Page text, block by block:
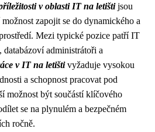
v oblasti IT na letištijsou
zapojit se do dynamického a
Mezi typické pozice patří IT
administrátoři a
v IT na letištivyžaduje vysokou
a schopnost pracovat pod
možnost být součástí klíčového
se na plynulém a bezpečném
ročně.